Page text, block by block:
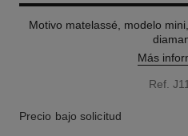
Motivo matelassé, modelo
Más
Ref.
Precio bajo solicitud